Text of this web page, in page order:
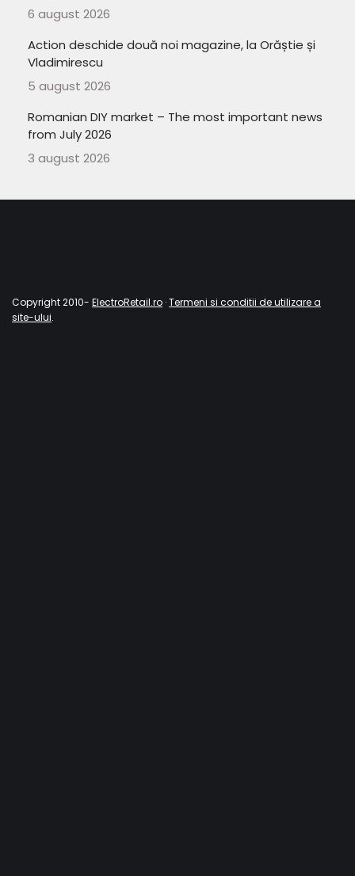
6 august 2026
Action deschide două noi magazine, la Orăștie și
Vladimirescu
5 august 2026
Romanian DIY market – The most important news
from July 2026
3 august 2026
Copyright 2010- ElectroRetail.ro ·Termeni si conditii de utilizare a
site-ului.